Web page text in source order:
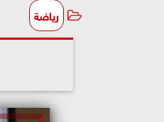
رياضة